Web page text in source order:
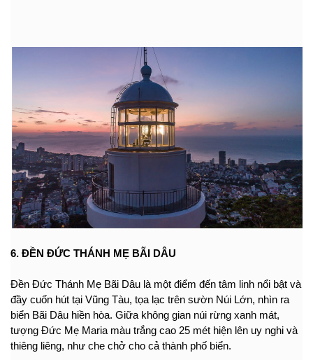
6. ĐỀN ĐỨC THÁNH MẸ BÃI DÂU
Đền Đức Thánh Mẹ Bãi Dâu là một điểm đến tâm linh nổi bật và
đầy cuốn hút tại Vũng Tàu, tọa lạc trên sườn Núi Lớn, nhìn ra
biển Bãi Dâu hiền hòa. Giữa không gian núi rừng xanh mát,
tượng Đức Mẹ Maria màu trắng cao 25 mét hiện lên uy nghi và
thiêng liêng, như che chở cho cả thành phố biển.